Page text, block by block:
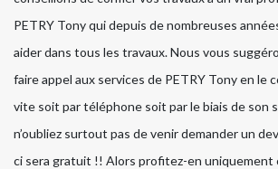
PETRY Tony qui depuis de nombreuses
aider dans tous les travaux. Nous vous
faire appel aux services de PETRY Tony en le
vite soit par téléphone soit par le biais de son
n’oubliez surtout pas de venir demander un
ci sera gratuit !! Alors profitez-en uniquement